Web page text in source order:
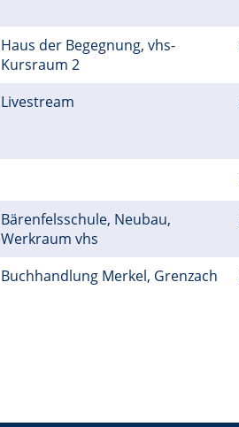
Haus der Begegnung, vhs-
Kursraum 2
Livestream
Bärenfelsschule, Neubau,
Werkraum vhs
Buchhandlung Merkel, Grenzach